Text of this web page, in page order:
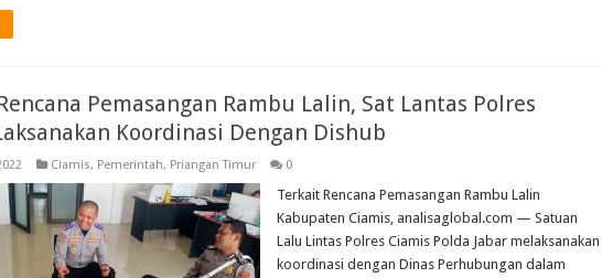
Pemasangan Rambu Lalin, Sat Lantas Polres
Koordinasi Dengan Dishub
Ciamis, Pemerintah, Priangan Timur 0
Terkait Rencana Pemasangan Rambu Lalin
Kabupaten Ciamis, analisaglobal.com — Satuan
Lalu Lintas Polres Ciamis Polda Jabar melaksanakan
koordinasi dengan Dinas Perhubungan dalam